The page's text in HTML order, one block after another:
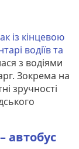
із кінцевою
водіїв та
з водіями
Зокрема на
зручності
автобус